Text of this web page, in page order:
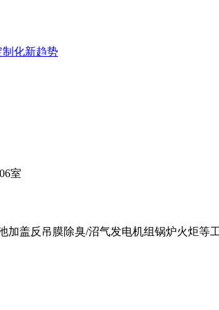
化新趋势
室
加盖反吊膜除臭/沼气发电机组锅炉火炬等